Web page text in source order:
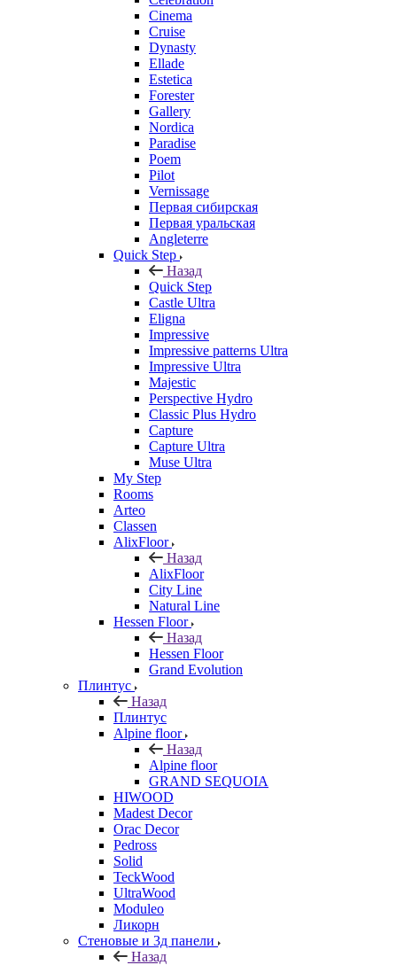
Cinema
Cruise
Dynasty
Ellade
Estetica
Forester
Gallery
Nordica
Paradise
Poem
Pilot
Vernissage
Первая сибирская
Первая уральская
Angleterre
Quick Step
Назад
Quick Step
Castle Ultra
Eligna
Impressive
Impressive patterns Ultra
Impressive Ultra
Majestic
Perspective Hydro
Classic Plus Hydro
Capture
Capture Ultra
Muse Ultra
My Step
Rooms
Arteo
Classen
AlixFloor
Назад
AlixFloor
City Line
Natural Line
Hessen Floor
Назад
Hessen Floor
Grand Evolution
Плинтус
Назад
Плинтус
Alpine floor
Назад
Alpine floor
GRAND SEQUOIA
HIWOOD
Madest Decor
Orac Decor
Pedross
Solid
TeckWood
UltraWood
Moduleo
Ликорн
Стеновые и 3д панели
Назад